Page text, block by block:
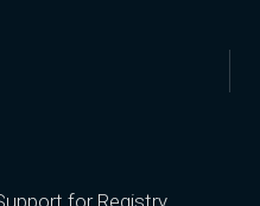
for Registry